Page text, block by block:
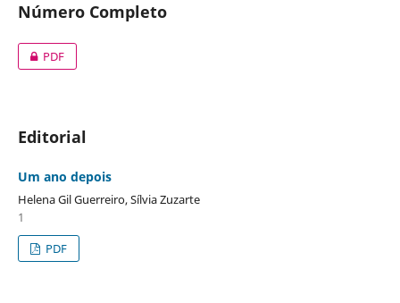
Número Completo
PDF
Editorial
Um ano depois
Helena Gil Guerreiro, Sílvia Zuzarte
1
PDF